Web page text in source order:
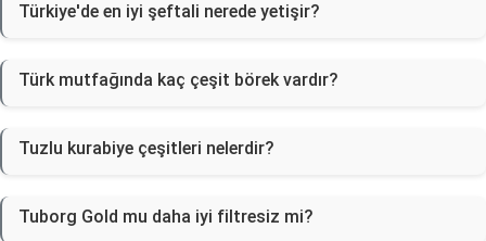
Türkiye'de en iyi şeftali nerede yetişir?
Türk mutfağında kaç çeşit börek vardır?
Tuzlu kurabiye çeşitleri nelerdir?
Tuborg Gold mu daha iyi filtresiz mi?